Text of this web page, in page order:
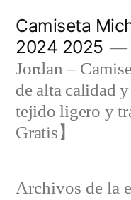
contenido
Camiseta
2024 2025
Jordan –
de alta calidad
tejido ligero y
Gratis】
Archivos de la